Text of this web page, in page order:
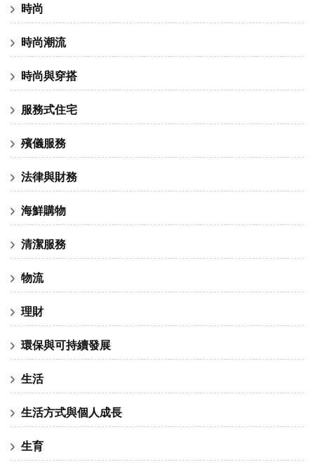
時尚
時尚潮流
時尚與穿搭
服務式住宅
殯儀服務
法律與財務
海鮮購物
清潔服務
物流
理財
環保與可持續發展
生活
生活方式與個人成長
生育